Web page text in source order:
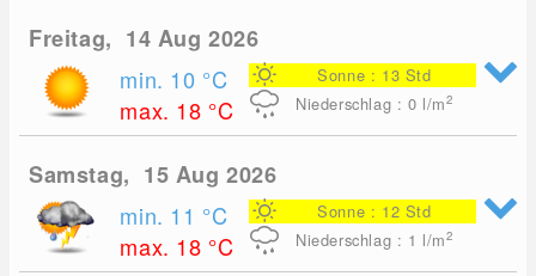
Freitag, 14 Aug 2026
min. 10 °C
max. 18 °C
Sonne : 13 Std
Niederschlag : 0 l/m2
Samstag, 15 Aug 2026
min. 11 °C
max. 18 °C
Sonne : 12 Std
Niederschlag : 1 l/m2